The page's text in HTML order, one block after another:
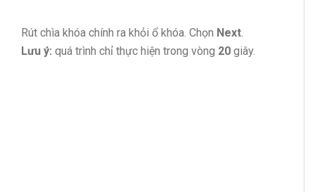
Rút chìa khóa chính ra khỏi ổ khóa. Chọn Next.
Lưu ý: quá trình chỉ thực hiện trong vòng 20 giây.